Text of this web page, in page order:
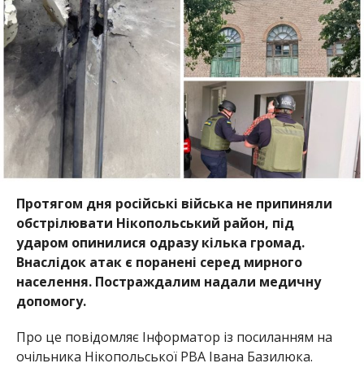
Протягом дня російські війська не припиняли
обстрілювати Нікопольський район, під
ударом опинилися одразу кілька громад.
Внаслідок атак є поранені серед мирного
населення. Постраждалим надали медичну
допомогу.
Про це повідомляє Інформатор із посиланням на
очільника Нікопольської РВА Івана Базилюка.